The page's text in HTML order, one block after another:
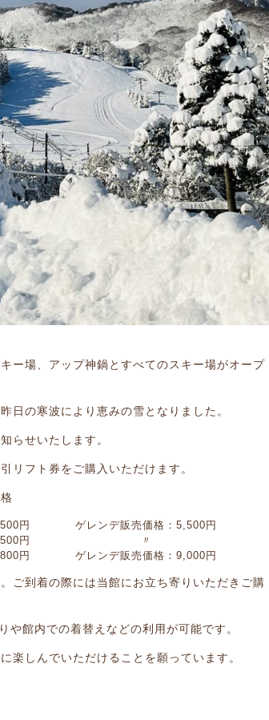
ー場、アップ神鍋とすべてのスキー場がオープ
日の寒波により恵みの雪となりました。
らせいたします。
リフト券をご購入いただけます。
円
ゲレンデ販売価格：5,500円
円
〃
円 ゲレンデ販売価格：9,000円
ご到着の際には当館にお立ち寄りいただきご購
館内での着替えなどの利用が可能です。
楽しんでいただけることを願っています。